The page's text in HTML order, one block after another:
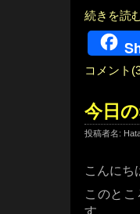
続きを読
コメント
今日
投稿者名:
こんにち
このと
す。